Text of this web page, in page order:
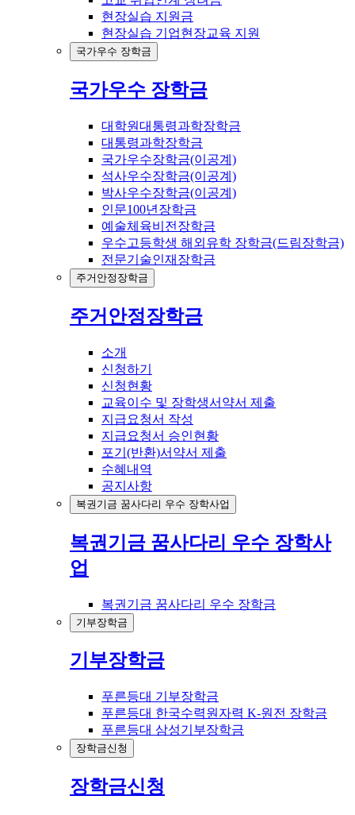
현장실습 지원금
현장실습 기업현장교육 지원
국가우수 장학금
국가우수 장학금
대학원대통령과학장학금
대통령과학장학금
국가우수장학금(이공계)
석사우수장학금(이공계)
박사우수장학금(이공계)
인문100년장학금
예술체육비전장학금
우수고등학생 해외유학 장학금(드림장학금)
전문기술인재장학금
주거안정장학금
주거안정장학금
소개
신청하기
신청현황
교육이수 및 장학생서약서 제출
지급요청서 작성
지급요청서 승인현황
포기(반환)서약서 제출
수혜내역
공지사항
복권기금 꿈사다리 우수 장학사업
복권기금 꿈사다리 우수 장학사
업
복권기금 꿈사다리 우수 장학금
기부장학금
기부장학금
푸른등대 기부장학금
푸른등대 한국수력원자력 K-원전 장학금
푸른등대 삼성기부장학금
장학금신청
장학금신청